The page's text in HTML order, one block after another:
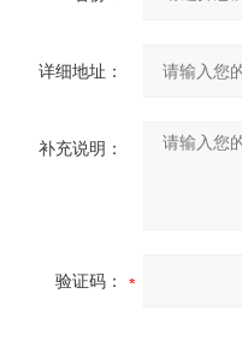
详细地址：
补充说明：
验证码：